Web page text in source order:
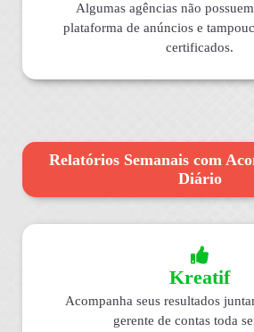
Algumas agências não
plataforma de anúncios e
certificados.
Relatórios Semanais com
Diário
Kreatif
Acompanha seus resultados
gerente de contas toda